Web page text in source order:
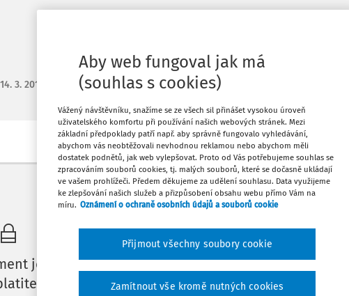
14. 3. 2017 Platný od:14. 3. 2017 Změnit
Máte předplatné? Přihlaste se.
je jen pro
Oblíbené
Stáhnout
Tisknout
Sdílet
Aby web fungoval jak má
(souhlas s cookies)
Vážený návštěvníku, snažíme se ze všech sil přinášet vysokou úroveň
uživatelského komfortu při používání našich webových stránek. Mezi
základní předpoklady patří např. aby správně fungovalo vyhledávání,
abychom vás neobtěžovali nevhodnou reklamou nebo abychom měli
dostatek podnětů, jak web vylepšovat. Proto od Vás potřebujeme souhlas se
zpracováním souborů cookies, tj. malých souborů, které se dočasně ukládají
ve vašem prohlížeči. Předem děkujeme za udělení souhlasu. Data využijeme
ke zlepšování našich služeb a přizpůsobení obsahu webu přímo Vám na
míru. Oznámení o ochraně osobních údajů a souborů cookie
Zamítnout vše kromě nutných cookies
Přijmout všechny soubory cookie